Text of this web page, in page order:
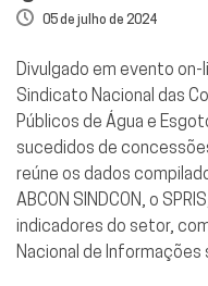
05 de julho de 2024
Divulgado em evento
Sindicato Nacional das
Públicos de Água e
sucedidos de
reúne os dados
ABCON SINDCON, o
indicadores do setor,
Nacional de Informações